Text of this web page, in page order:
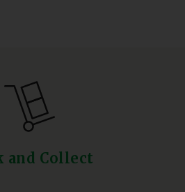
and Collect